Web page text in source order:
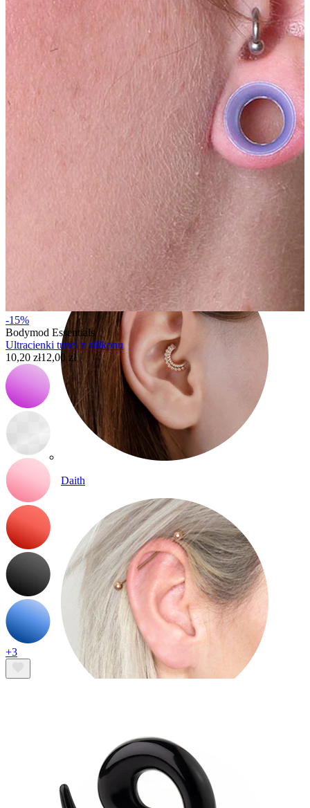
Conch
Daith
-15%
Bodymod Essentials
Ultracienki tunel z silikonu
10,20 zł12,00 zł
+3